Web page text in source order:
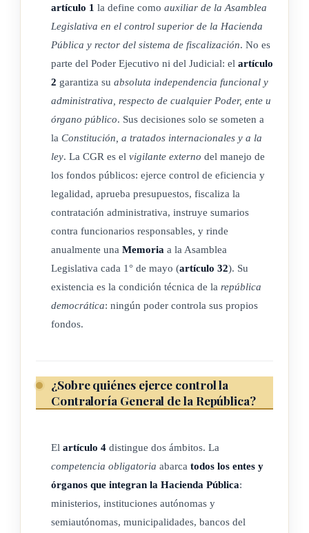
ARTÍCULO 3
De la Representación.
La representación de la Contraloría General de la República
corresponde a su jerarca, el contralor general, quien podrá
delegarla en el subcontralor general. En las ausencias
temporales del contralor, el subcontralor general tendrá, de
pleno derecho, esa representación.
Quedan a salvo las facultades expresamente conferidas por el
ordenamiento jurídico a la Contraloría General de la
República, sobre su participación e intervención ante los
tribunales de justicia.
(Así reformado por el artículo 218, inciso 1) de la Ley N°
8508 de 28 de abril de 2006,
ARTÍCULO 4
La Contraloría General de la República tendrá competencia
artículo 1 la define como auxiliar de la Asamblea
Legislativa en el control superior de la Hacienda
Pública y rector del sistema de fiscalización. No es
parte del Poder Ejecutivo ni del Judicial: el artículo
2 garantiza su absoluta independencia funcional y
administrativa, respecto de cualquier Poder, ente u
órgano público. Sus decisiones solo se someten a
la Constitución, a tratados internacionales y a la
ley. La CGR es el vigilante externo del manejo de
los fondos públicos: ejerce control de eficiencia y
legalidad, aprueba presupuestos, fiscaliza la
contratación administrativa, instruye sumarios
contra funcionarios responsables, y rinde
anualmente una Memoria a la Asamblea
Legislativa cada 1° de mayo (artículo 32). Su
existencia es la condición técnica de la república
democrática: ningún poder controla sus propios
fondos.
¿Sobre quiénes ejerce control la
Contraloría General de la República?
El artículo 4 distingue dos ámbitos. La
competencia obligatoria abarca todos los entes y
órganos que integran la Hacienda Pública:
ministerios, instituciones autónomas y
semiautónomas, municipalidades, bancos del